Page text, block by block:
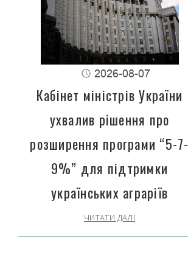
2026-08-07
Кабінет міністрів України
ухвалив рішення про
розширення програми “5-7-
9%” для підтримки
українських аграріїв
ЧИТАТИ ДАЛІ